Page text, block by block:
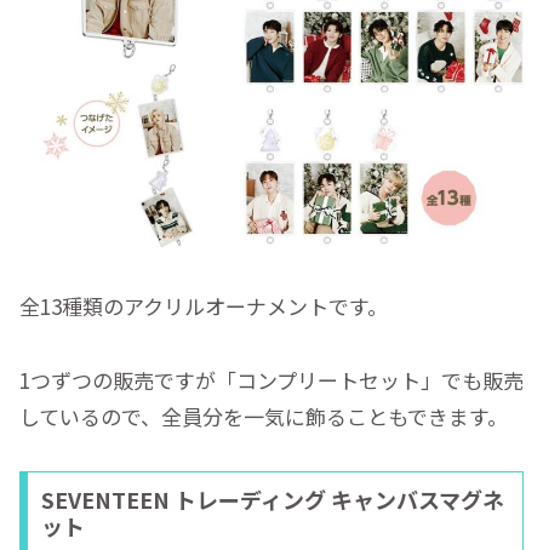
全13種類のアクリルオーナメントです。
1つずつの販売ですが「コンプリートセット」でも販売
しているので、全員分を一気に飾ることもできます。
SEVENTEEN トレーディング キャンバスマグネ
ット